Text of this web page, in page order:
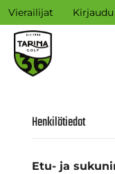
Vierailijat Kirjaudu
Henkilötiedot
Etu- ja